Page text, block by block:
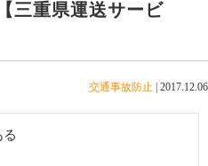
三重県運送サービ
交通事故防止 2017.12.06